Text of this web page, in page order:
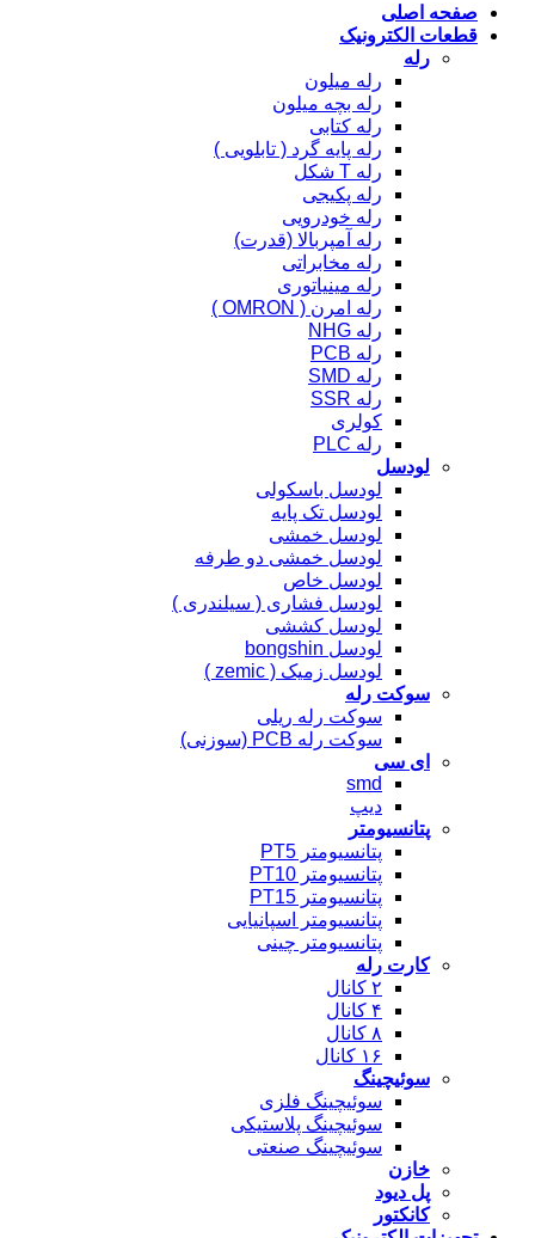
صفحه اصلی
قطعات الکترونیک
رله
رله میلون
رله بچه میلون
رله کتابی
رله پایه گرد ( تابلویی )
رله T شکل
رله پکیجی
رله خودرویی
رله آمپربالا (قدرت)
رله مخابراتی
رله مینیاتوری
رله امرن ( OMRON )
رله NHG
رله PCB
رله SMD
رله SSR
کولری
رله PLC
لودسل
لودسل باسکولی
لودسل تک پایه
لودسل خمشی
لودسل خمشی دو طرفه
لودسل خاص
لودسل فشاری ( سیلندری )
لودسل کششی
لودسل bongshin
لودسل زمیک ( zemic )
سوکت رله
سوکت رله ریلی
سوکت رله PCB (سوزنی)
ای سی
smd
دیپ
پتانسیومتر
پتانسیومتر PT5
پتانسیومتر PT10
پتانسیومتر PT15
پتانسیومتر اسپانیایی
پتانسیومتر چینی
کارت رله
۲ کانال
۴ کانال
۸ کانال
۱۶ کانال
سوئیچینگ
سوئیچینگ فلزی
سوئیچینگ پلاستیکی
سوئیچینگ صنعتی
خازن
پل دیود
کانکتور